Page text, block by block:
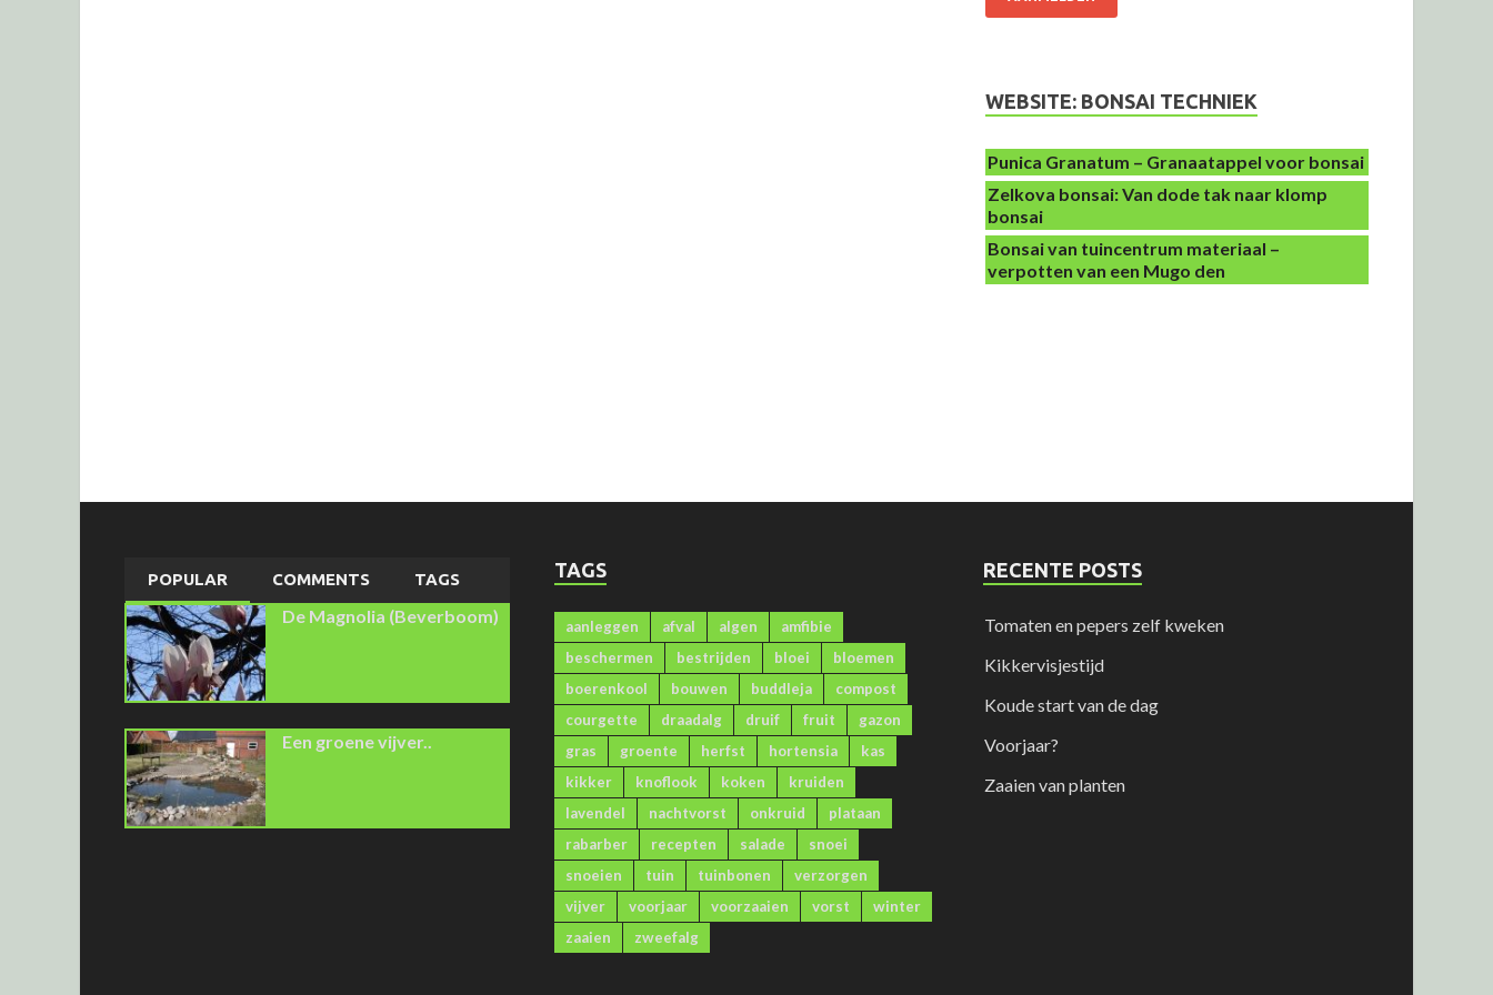
WEBSITE: BONSAI TECHNIEK
Punica Granatum – Granaatappel voor bonsai
Zelkova bonsai: Van dode tak naar klomp
bonsai
Bonsai van tuincentrum materiaal –
verpotten van een Mugo den
POPULAR COMMENTS TAGS
De Magnolia (Beverboom)
Een groene vijver..
TAGS
aanleggen afval algen
amfibie
beschermen
bestrijden bloei
bloemen
boerenkool
bouwen buddleja
compost
courgette
draadalg druif fruit
gazon
gras
groente herfst hortensia
kas
kikker
knoflook koken
kruiden
lavendel
nachtvorst onkruid
plataan
rabarber
recepten salade
snoei
snoeien
tuin tuinbonen
verzorgen
vijver
voorjaar voorzaaien vorst
winter
zaaien
zweefalg
RECENTE POSTS
Tomaten en pepers zelf kweken
Kikkervisjestijd
Koude start van de dag
Voorjaar?
Zaaien van planten